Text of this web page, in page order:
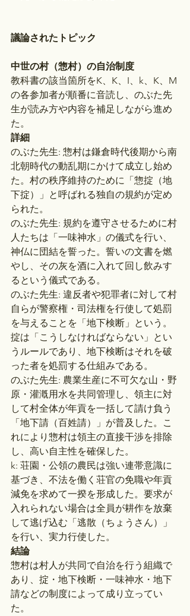
議論されたトピック
中世の村（惣村）の自治制度
教科書の該当箇所をK、K、I、k、K、M
の各参加者が順番に音読し、のぶた先
生が読み方や内容を補足しながら進め
た。
詳細
のぶた先生: 惣村は鎌倉時代後期から南
北朝時代の動乱期にかけて成立し始め
た。村の秩序維持のために「惣掟（地
下掟）」と呼ばれる独自の規約が定め
られた。
のぶた先生: 規約を遵守させるために村
人たちは「一味神水」の儀式を行い、
神仏に団結を誓った。誓いの文書を燃
やし、その灰を酒に入れて回し飲みす
るという儀式である。
のぶた先生: 違反者や犯罪者に対して村
自らが警察権・司法権を行使して処罰
を与えることを「地下検断」という。
掟は「こうしなければならない」とい
うルールであり、地下検断はそれを破
った者を処罰する仕組みである。
のぶた先生: 農業生産に不可欠な山・野
原・灌漑用水を共同管理し、領主に対
して村全体が年貢を一括して請け負う
「地下請（百姓請）」が普及した。こ
れにより惣村は領主の直接干渉を排除
し、高い自主性を確保した。
k: 荘園・公領の農民は強い連帯意識に
基づき、不法を働く荘官の免職や年貢
減免を求めて一揆を形成した。要求が
入れられない場合は全員が耕作を放棄
して逃げ込む「逃散（ちょうさん）」
を行い、実力行使した。
結論
惣村は村人が共同で自治を行う組織で
あり、掟・地下検断・一味神水・地下
請などの制度によって成り立ってい
た。